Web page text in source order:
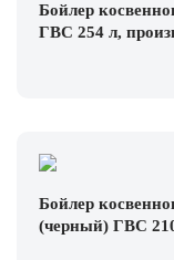
Бойлер
ГВС 254 л,
Бойлер
(черный) ГВС